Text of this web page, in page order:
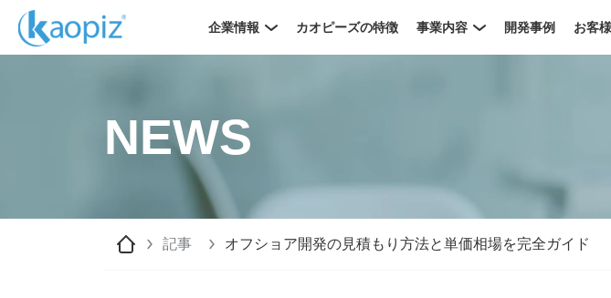
企業情報 カオピーズの特徴 事業内容 開発事例 お客
NEWS
記事 オフショア開発の見積もり方法と単価相場を完全ガイド